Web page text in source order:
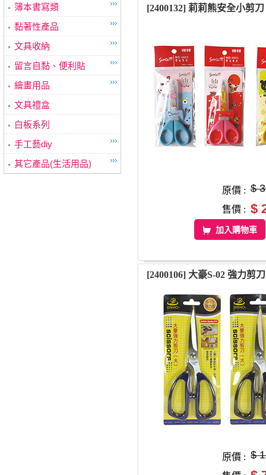
簿本書寫類
黏著性產品
文具收納
留言自黏、便利貼
繪畫用品
文具禮盒
白板系列
手工藝diy
其它產品(生活用品)
[2400132] 莉莉熊安全小剪刀
原價 : $
售價 : $
加入購物車
[2400106] 大豪S-02 強力剪刀
原價 : $